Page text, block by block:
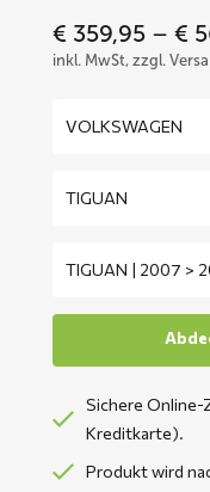
€ 359,95 – €
inkl. MwSt, zzgl.
Sichere Online-
Kreditkarte).
Produkt wird